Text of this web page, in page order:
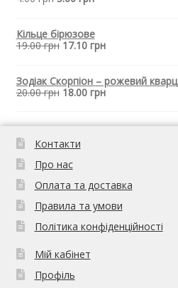
Кільце бірюзове
19.00грн 17.10грн
Зодіак Скорпіон – рожевий кварц
20.00грн 18.00грн
Контакти
Про нас
Оплата та доставка
Правила та умови
Політика конфіденційності
Мій кабінет
Профіль